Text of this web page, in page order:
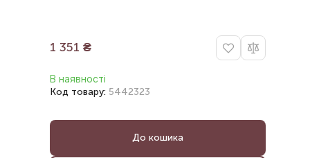
1 351 ₴
В наявності
Код товару: 5442323
До кошика